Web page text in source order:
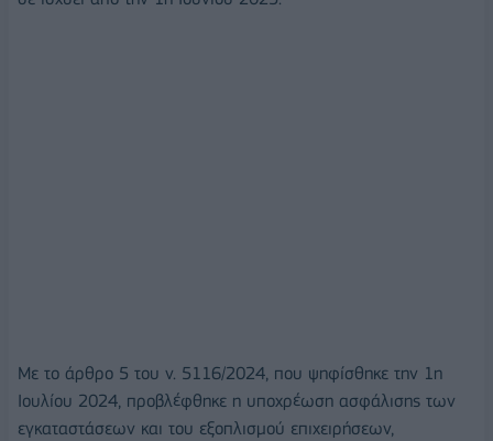
Με το άρθρο 5 του ν. 5116/2024, που ψηφίσθηκε την 1η
Ιουλίου 2024, προβλέφθηκε η υποχρέωση ασφάλισης των
εγκαταστάσεων και του εξοπλισμού επιχειρήσεων,